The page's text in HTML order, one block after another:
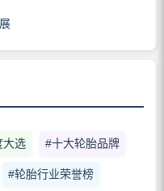
大选 #十大轮胎品牌
#轮胎行业荣誉榜